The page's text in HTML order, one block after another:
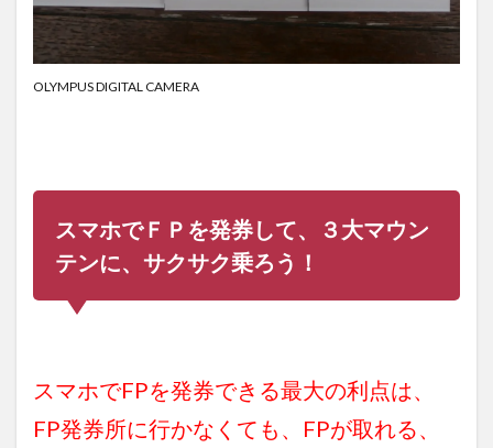
OLYMPUS DIGITAL CAMERA
スマホでＦＰを発券して、３大マウン
テンに、サクサク乗ろう！
スマホでFPを発券できる最大の利点は、
FP発券所に行かなくても、FPが取れる、